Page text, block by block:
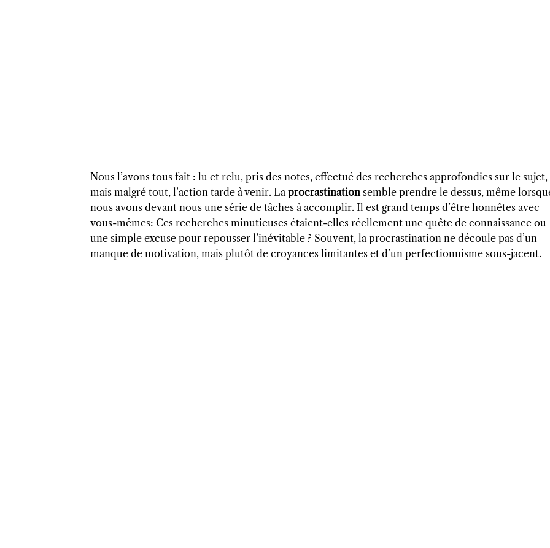
Nous l’avons tous fait : lu et relu, pris des notes, effectué des recherches approfondies sur le sujet,
mais malgré tout, l’action tarde à venir. La procrastination semble prendre le dessus, même
nous avons devant nous une série de tâches à accomplir. Il est grand temps d’être honnêtes avec
vous-mêmes: Ces recherches minutieuses étaient-elles réellement une quête de connaissance ou
une simple excuse pour repousser l’inévitable ? Souvent, la procrastination ne découle pas d’un
manque de motivation, mais plutôt de croyances limitantes et d’un perfectionnisme sous-jacent.